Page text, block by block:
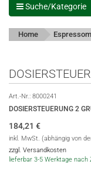
Suche/Kategorie
Home
Art.-Nr.: 8000241
DOSIERSTEUERUNG 2
184,21 €
inkl. MwSt. (abhängig von
zzgl. Versandkosten
lieferbar 3-5 Werktage nach